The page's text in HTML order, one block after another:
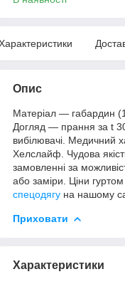
Опис
Матеріал — габардин
Догляд — прання за t
вибілювачі. Медичний
Хелслайф. Чудова
замовленні за
або заміри. Ціни
спецодягу на нашому
Приховати
Характеристики